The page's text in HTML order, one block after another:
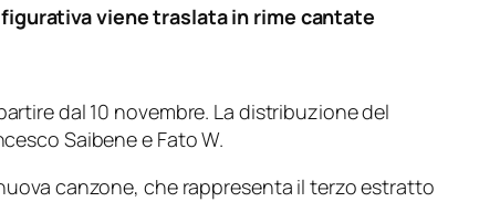
viene traslata in rime cantate
dal 10 novembre. La distribuzione del
Saibene e Fato W.
canzone, che rappresenta il terzo estratto